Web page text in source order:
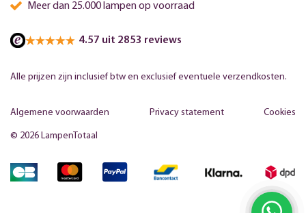
Meer dan 25.000 lampen op voorraad
4.57 uit 2853 reviews
Alle prijzen zijn inclusief btw en exclusief eventuele verzendkosten.
© 2026 LampenTotaal
Algemene voorwaarden Privacy statement Cookies